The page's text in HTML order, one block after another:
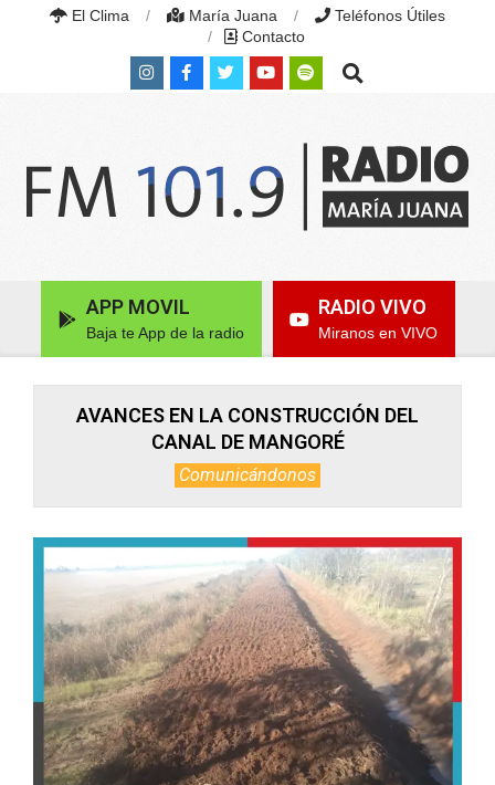
El Clima María Juana
Teléfonos Útiles
Contacto
Search
JUANA
FM
ARGENTINA
Navigation APP MOVIL
Baja te App de la radio
RADIO VIVO
Miranos en VIVO
AVANCES EN LA CONSTRUCCIÓN DEL
CANAL DE MANGORÉ
Comunicándonos